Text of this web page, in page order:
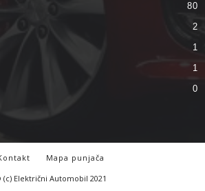
80
2
1
1
0
Mapa punjača
(c) Električni Automobil 2021